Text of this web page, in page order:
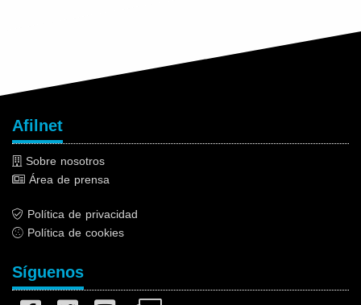
Afilnet
Sobre nosotros
Área de prensa
Política de privacidad
Política de cookies
Síguenos